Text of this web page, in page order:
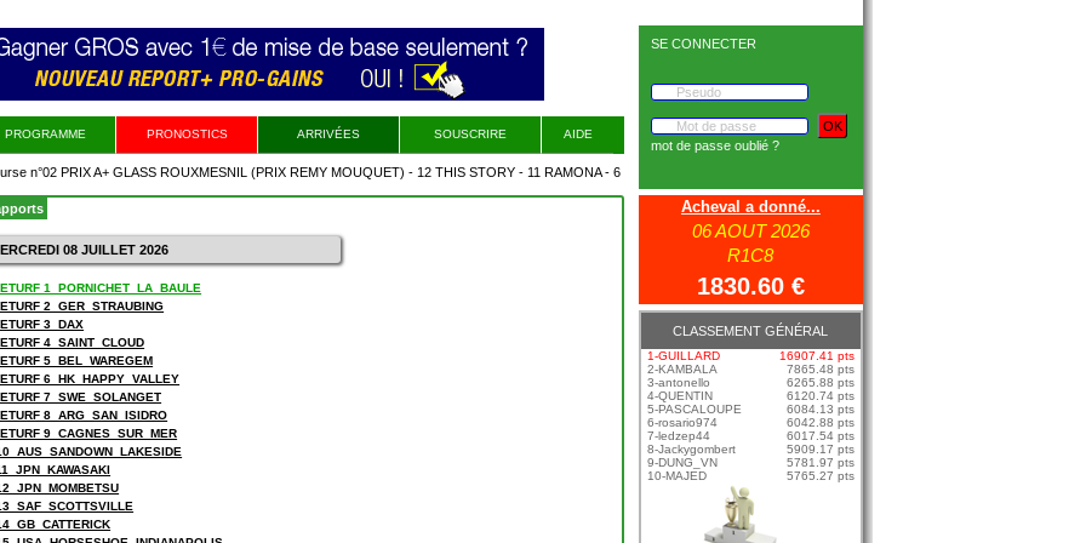
PROGRAMME PRONOSTICS ARRIVÉES SOUSCRIRE AIDE
n°02 PRIX A+ GLASS ROUXMESNIL (PRIX REMY MOUQUET) - 12 THIS STORY - 11 RAMONA - 6
8 ELLE ME DIT - 13 VACQUERA - 5 QUEEN DE COEUR - 9 IKORIKA
SE CONNECTER
mot de passe oublié ?
08 JUILLET 2026
1_PORNICHET_LA_BAULE
2_GER_STRAUBING
3_DAX
4_SAINT_CLOUD
5_BEL_WAREGEM
6_HK_HAPPY_VALLEY
7_SWE_SOLANGET
8_ARG_SAN_ISIDRO
9_CAGNES_SUR_MER
Acheval a donné...
06 AOUT 2026
R1C8
1830.60 €
CLASSEMENT GÉNÉRAL
1-GUILLARD
16907.41 pts
2-KAMBALA
7865.48 pts
3-antonello
6265.88 pts
4-QUENTIN
6120.74 pts
5-PASCALOUPE
6084.13 pts
6-rosario974
6042.88 pts
7-ledzep44
6017.54 pts
8-Jackygombert
5909.17 pts
9-DUNG_VN
5781.97 pts
10-MAJED
5765.27 pts